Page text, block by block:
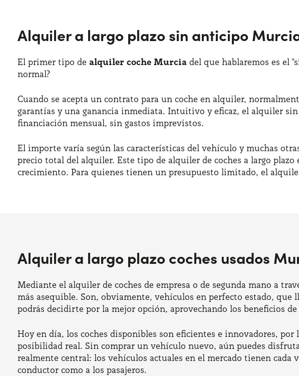
Alquiler a largo plazo sin anticipo
El primer tipo de alquiler coche Murcia del que hablaremos es el
normal?
Cuando se acepta un contrato para un coche en alquiler,
garantías y una ganancia inmediata. Intuitivo y eficaz, el alquiler
financiación mensual, sin gastos imprevistos.
El importe varía según las características del vehículo y muchas
precio total del alquiler. Este tipo de alquiler de coches a largo
crecimiento. Para quienes tienen un presupuesto limitado, el
Alquiler a largo plazo coches usados
Mediante el alquiler de coches de empresa o de segunda mano a
más asequible. Son, obviamente, vehículos en perfecto estado,
podrás decidirte por la mejor opción, aprovechando los beneficios
Hoy en día, los coches disponibles son eficientes e innovadores,
posibilidad real. Sin comprar un vehículo nuevo, aún puedes
realmente central: los vehículos actuales en el mercado tienen
conductor como a los pasajeros.